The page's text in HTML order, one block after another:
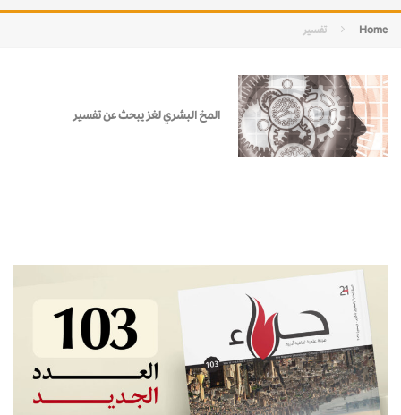
Home تفسير
المخ البشري لغز يبحث عن تفسير